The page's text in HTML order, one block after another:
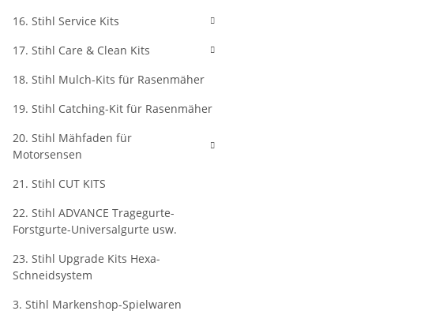
16. Stihl Service Kits
17. Stihl Care & Clean Kits
18. Stihl Mulch-Kits für Rasenmäher
19. Stihl Catching-Kit für Rasenmäher
20. Stihl Mähfaden für
Motorsensen
21. Stihl CUT KITS
22. Stihl ADVANCE Tragegurte-
Forstgurte-Universalgurte usw.
23. Stihl Upgrade Kits Hexa-
Schneidsystem
3. Stihl Markenshop-Spielwaren